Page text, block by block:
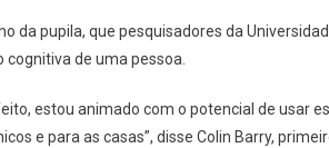
da pupila, que pesquisadores da
cognitiva de uma pessoa.
estou animado com o potencial de usar
e para as casas”, disse Colin Barry,